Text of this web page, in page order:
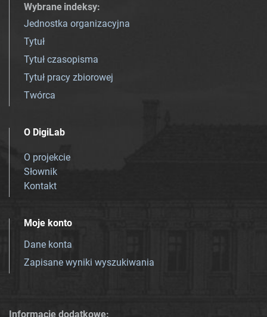
Wybrane indeksy:
Jednostka organizacyjna
Tytuł
Tytuł czasopisma
Tytuł pracy zbiorowej
Twórca
O DigiLab
O projekcie
Słownik
Kontakt
Moje konto
Dane konta
Zapisane wyniki wyszukiwania
Informacje dodatkowe: